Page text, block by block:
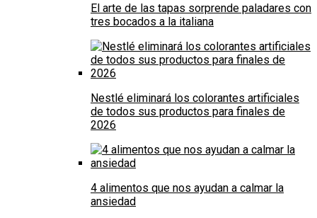
El arte de las tapas sorprende paladares con
tres bocados a la italiana
Nestlé eliminará los colorantes artificiales
de todos sus productos para finales de
2026
4 alimentos que nos ayudan a calmar la
ansiedad